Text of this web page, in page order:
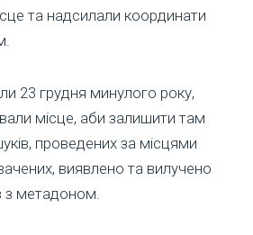
та надсилали координати
23 грудня минулого року,
місце, аби залишити там
проведених за місцями
виявлено та вилучено
з метадоном.